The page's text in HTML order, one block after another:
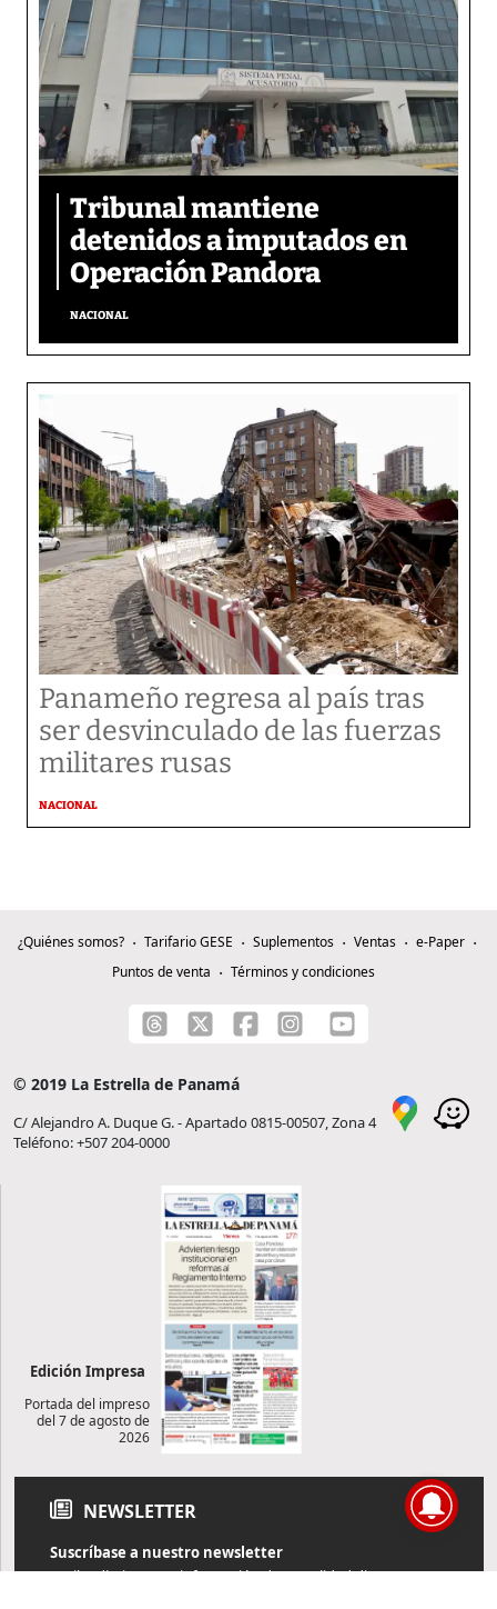
Tribunal mantiene
detenidos a imputados en
Operación Pandora
NACIONAL
Panameño regresa al país tras
ser desvinculado de las fuerzas
militares rusas
NACIONAL
¿Quiénes somos? Tarifario GESE Suplementos Ventas
e-Paper
Puntos de venta
Términos y condiciones
© 2019 La Estrella de Panamá
C/ Alejandro A. Duque G. - Apartado 0815-00507, Zona 4
Teléfono: +507 204-0000
Edición Impresa
Portada del impreso
del 7 de agosto de
2026
NEWSLETTER
Suscríbase a nuestro newsletter
Reciba diariamente información de actualidad directamente en